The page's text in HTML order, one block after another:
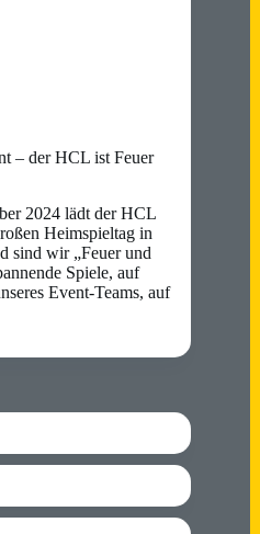
– der HCL ist Feuer
2024 lädt der HCL
Heimspieltag in
sind wir „Feuer und
Spiele, auf
Event-Teams, auf